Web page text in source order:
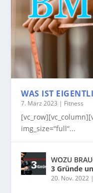
WAS IST
7. März 2023 | Fitness
img_size=“full“...
WOZU
3 Gründe
20. Nov. 2022 |